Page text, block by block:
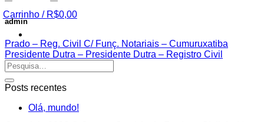
Carrinho / R$0,00
admin
Prado – Reg. Civil C/ Funç. Notariais – Cumuruxatiba
Presidente Dutra – Presidente Dutra – Registro Civil
Posts recentes
Olá, mundo!